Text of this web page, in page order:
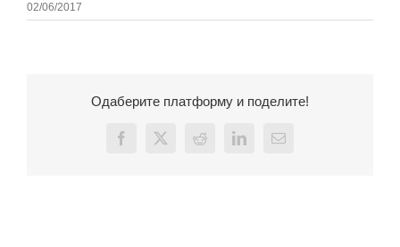
02/06/2017
Одаберите платформу и поделите!
Facebook
X Reddit LinkedInEmail